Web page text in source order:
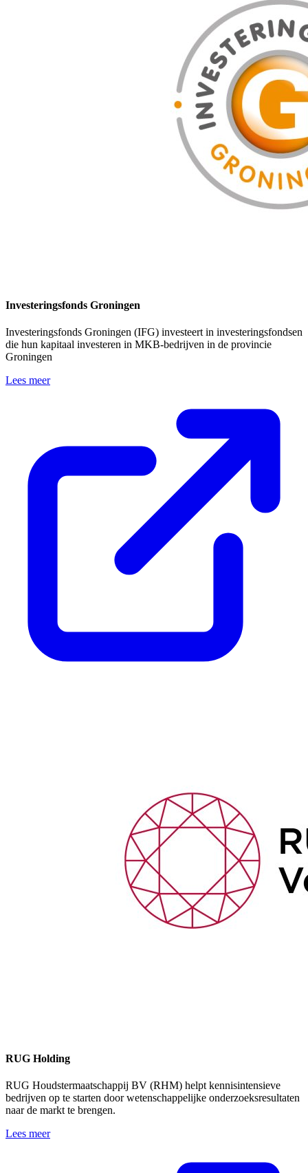
Investeringsfonds Groningen
Investeringsfonds Groningen (IFG) investeert in investeringsfondsen
die hun kapitaal investeren in MKB-bedrijven in de provincie
Groningen
Lees meer
RUG Holding
RUG Houdstermaatschappij BV (RHM) helpt kennisintensieve
bedrijven op te starten door wetenschappelijke onderzoeksresultaten
naar de markt te brengen.
Lees meer